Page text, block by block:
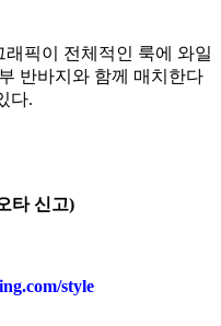
픽이 전체적인 룩에 와일
반바지와 함께 매치한다
다.
타 신고)
style